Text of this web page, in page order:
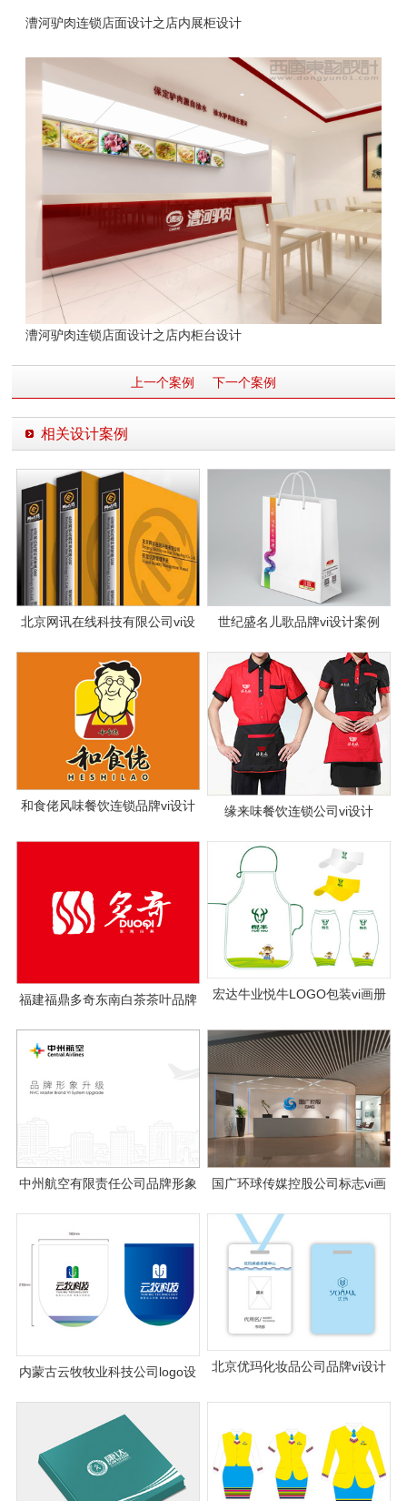
漕河驴肉连锁店面设计之店内展柜设计
漕河驴肉连锁店面设计之店内柜台设计
上一个案例 下一个案例
相关设计案例
北京网讯在线科技有限公司vi设
世纪盛名儿歌品牌vi设计案例
和食佬风味餐饮连锁品牌vi设计 缘来味餐饮连锁公司vi设计
福建福鼎多奇东南白茶茶叶品牌
宏达牛业悦牛LOGO包装vi画册
中州航空有限责任公司品牌形象
国广环球传媒控股公司标志vi画
内蒙古云牧牧业科技公司logo设
北京优玛化妆品公司品牌vi设计